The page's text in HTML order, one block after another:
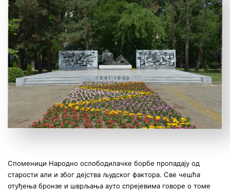
Споменици Народно ослободилачке борбе пропадају од
старости али и због дејства људског фактора. Све чешћа
отуђења бронзе и шврљања ауто спрејевима говоре о томе